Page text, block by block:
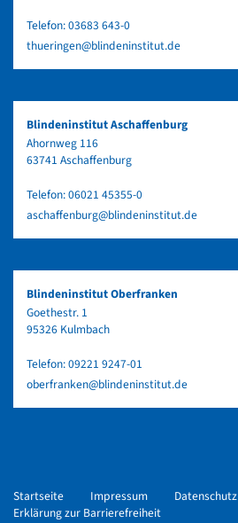
Telefon:03683 643-0
thueringen@blindeninstitut.de
Blindeninstitut Aschaffenburg
Ahornweg 116
63741 Aschaffenburg
Telefon:06021 45355-0
aschaffenburg@blindeninstitut.de
Blindeninstitut Oberfranken
Goethestr. 1
95326 Kulmbach
Telefon:09221 9247-01
oberfranken@blindeninstitut.de
Startseite Impressum
Datenschutz
Erklärung zur Barrierefreiheit